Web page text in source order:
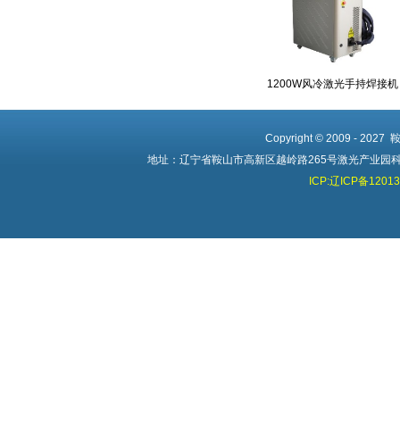
1200W风冷激光手持焊接机
Copyright © 2009 - 2027
地址：辽宁省鞍山市高新区越岭路265号激光产
ICP:辽ICP备